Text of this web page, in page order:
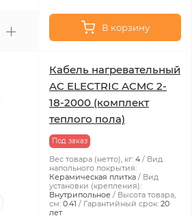
В корзину
Кабель нагревательный
AC ELECTRIC ACMC 2-
18-2000 (комплект
теплого пола)
Под заказ
Вес товара (нетто), кг: 4
Вид
напольного покрытия:
Керамическая плитка
Вид
установки (крепления):
Внутрипольное
Высота товара,
см: 0.41 Гарантийный срок: 20
лет